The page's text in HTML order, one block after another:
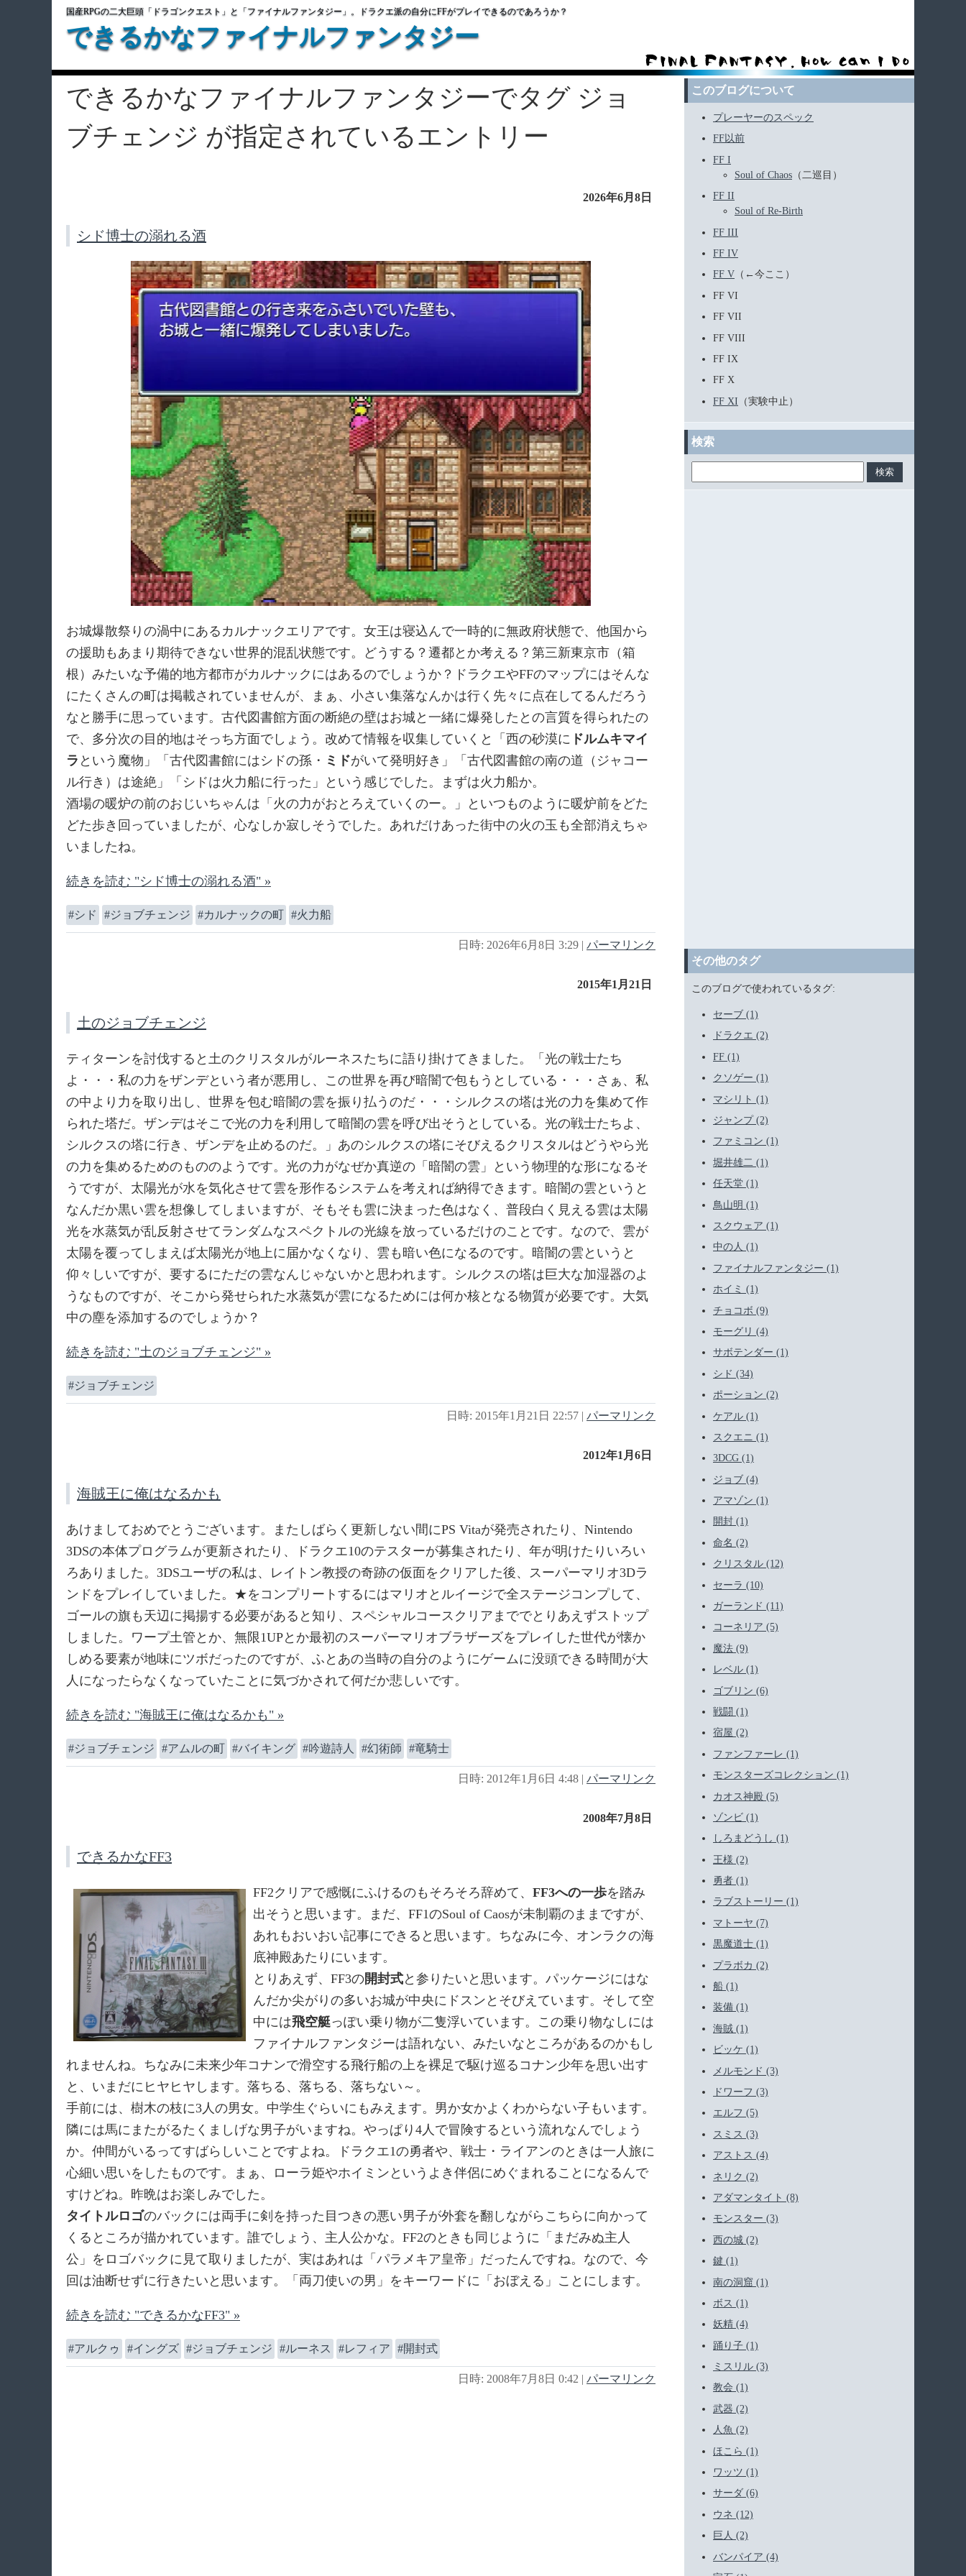
国産RPGの二大巨頭「ドラゴンクエスト」と「ファイナルファンタジー」。ドラクエ派の自分にFFがプレイできるのであろうか？
できるかなファイナルファンタジー
できるかなファイナルファンタジーでタグ ジョ
ブチェンジ が指定されているエントリー
2026年6月8日
シド博士の溺れる酒
お城爆散祭りの渦中にあるカルナックエリアです。女王は寝込んで一時的に無政府状態で、他国から
の援助もあまり期待できない世界的混乱状態です。どうする？遷都とか考える？第三新東京市（箱
根）みたいな予備的地方都市がカルナックにはあるのでしょうか？ドラクエやFFのマップにはそんな
にたくさんの町は掲載されていませんが、まぁ、小さい集落なんかは行く先々に点在してるんだろう
なと勝手に思っています。古代図書館方面の断絶の壁はお城と一緒に爆発したとの言質を得られたの
で、多分次の目的地はそっち方面でしょう。改めて情報を収集していくと「西の砂漠に ドルムキマイ
ラ という魔物」「古代図書館にはシドの孫・ ミドがいて発明好き」「古代図書館の南の道（ジャコー
ル行き）は途絶」「シドは火力船に行った」という感じでした。まずは火力船か。
酒場の暖炉の前のおじいちゃんは「火の力がおとろえていくのー。」といつものように暖炉前をどた
どた歩き回っていましたが、心なしか寂しそうでした。あれだけあった街中の火の玉も全部消えちゃ
いましたね。
続きを読む "シド博士の溺れる酒" »
シド ジョブチェンジ カルナックの町 火力船
日時: 2026年6月8日 3:29 | パーマリンク
2015年1月21日
土のジョブチェンジ
ティターンを討伐すると土のクリスタルがルーネスたちに語り掛けてきました。「光の戦士たち
よ・・・私の力をザンデという者が悪用し、この世界を再び暗闇で包もうとしている・・・さぁ、私
の中より力を取り出し、世界を包む暗闇の雲を振り払うのだ・・・シルクスの塔は光の力を集めて作
られた塔だ。ザンデはそこで光の力を利用して暗闇の雲を呼び出そうとしている。光の戦士たちよ、
シルクスの塔に行き、ザンデを止めるのだ。」あのシルクスの塔にそびえるクリスタルはどうやら光
の力を集めるためのもののようです。光の力がなぜか真逆の「暗闇の雲」という物理的な形になるそ
うですが、太陽光が水を気化させて雲を形作るシステムを考えれば納得できます。暗闇の雲というと
なんだか黒い雲を想像してしまいますが、そもそも雲に決まった色はなく、普段白く見える雲は太陽
光を水蒸気が乱反射させてランダムなスペクトルの光線を放っているだけのことです。なので、雲が
太陽を覆ってしまえば太陽光が地上に届かなくなり、雲も暗い色になるのです。暗闇の雲というと
仰々しいですが、要するにただの雲なんじゃないかと思われます。シルクスの塔は巨大な加湿器のよ
うなものですが、そこから発せられた水蒸気が雲になるためには何か核となる物質が必要です。大気
中の塵を添加するのでしょうか？
続きを読む "土のジョブチェンジ" »
ジョブチェンジ
日時: 2015年1月21日 22:57 | パーマリンク
2012年1月6日
海賊王に俺はなるかも
あけましておめでとうございます。またしばらく更新しない間にPS Vitaが発売されたり、Nintendo
3DSの本体プログラムが更新されたり、ドラクエ10のテスターが募集されたり、年が明けたりいろい
ろありました。3DSユーザの私は、レイトン教授の奇跡の仮面をクリアした後、スーパーマリオ3Dラ
ンドをプレイしていました。★をコンプリートするにはマリオとルイージで全ステージコンプして、
ゴールの旗も天辺に掲揚する必要があると知り、スペシャルコースクリアまででとりあえずストップ
しました。ワープ土管とか、無限1UPとか最初のスーパーマリオブラザーズをプレイした世代が懐か
しめる要素が地味にツボだったのですが、ふとあの当時の自分のようにゲームに没頭できる時間が大
人になったらなくなっていたことに気づかされて何だか悲しいです。
続きを読む "海賊王に俺はなるかも" »
ジョブチェンジ アムルの町 バイキング 吟遊詩人 幻術師 竜騎士
日時: 2012年1月6日 4:48 | パーマリンク
2008年7月8日
できるかなFF3
FF2クリアで感慨にふけるのもそろそろ辞めて、 FF3への一歩を踏み
出そうと思います。まだ、FF1のSoul of Caosが未制覇のままですが、
あれもおいおい記事にできると思います。ちなみに今、オンラクの海
底神殿あたりにいます。
とりあえず、FF3の開封式と参りたいと思います。パッケージにはな
んだか尖がりの多いお城が中央にドスンとそびえています。そして空
中には飛空艇っぽい乗り物が二隻浮いています。この乗り物なしには
ファイナルファンタジーは語れない、みたいなところがあるのかもし
れませんね。ちなみに未来少年コナンで滑空する飛行船の上を裸足で駆け巡るコナン少年を思い出す
と、いまだにヒヤヒヤします。落ちる、落ちる、落ちない～。
手前には、樹木の枝に3人の男女。中学生ぐらいにもみえます。男か女かよくわからない子もいます。
隣には馬にまたがるたくましげな男子がいますね。やっぱり4人で冒険するという流れなんでしょう
か。仲間がいるってすばらしいことですよね。ドラクエ1の勇者や、戦士・ライアンのときは一人旅に
心細い思いをしたものです。まぁ、ローラ姫やホイミンというよき伴侶にめぐまれることになるんで
すけどね。昨晩はお楽しみでした。
タイトルロゴのバックには両手に剣を持った目つきの悪い男子が外套を翻しながらこちらに向かって
くるところが描かれています。誰でしょう、主人公かな。FF2のときも同じように「まだみぬ主人
公」をロゴバックに見て取りましたが、実はあれは「パラメキア皇帝」だったんですね。なので、今
回は油断せずに行きたいと思います。「両刀使いの男」をキーワードに「おぼえる」ことにします。
続きを読む "できるかなFF3" »
アルクゥ イングズ ジョブチェンジ ルーネス レフィア 開封式
日時: 2008年7月8日 0:42 | パーマリンク
このブログについて
プレーヤーのスペック
FF以前
FF I
Soul of Chaos （二巡目）
FF II
Soul of Re-Birth
FF III
FF IV
FF V （←今ここ）
FF VI
FF VII
FF VIII
FF IX
FF X
FF XI （実験中止）
検索
その他のタグ
このブログで使われているタグ:
セーブ (1)
ドラクエ (2)
FF (1)
クソゲー (1)
マシリト (1)
ジャンプ (2)
ファミコン (1)
堀井雄二 (1)
任天堂 (1)
鳥山明 (1)
スクウェア (1)
中の人 (1)
ファイナルファンタジー (1)
ホイミ (1)
チョコボ (9)
モーグリ (4)
サボテンダー (1)
シド (34)
ポーション (2)
ケアル (1)
スクエニ (1)
3DCG (1)
ジョブ (4)
アマゾン (1)
開封 (1)
命名 (2)
クリスタル (12)
セーラ (10)
ガーランド (11)
コーネリア (5)
魔法 (9)
レベル (1)
ゴブリン (6)
戦闘 (1)
宿屋 (2)
ファンファーレ (1)
モンスターズコレクション (1)
カオス神殿 (5)
ゾンビ (1)
しろまどうし (1)
王様 (2)
勇者 (1)
ラブストーリー (1)
マトーヤ (7)
黒魔道士 (1)
プラボカ (2)
船 (1)
装備 (1)
海賊 (1)
ビッケ (1)
メルモンド (3)
ドワーフ (3)
エルフ (5)
スミス (3)
アストス (4)
ネリク (2)
アダマンタイト (8)
モンスター (3)
西の城 (2)
鍵 (1)
南の洞窟 (1)
ボス (1)
妖精 (4)
踊り子 (1)
ミスリル (3)
教会 (1)
武器 (2)
人魚 (2)
ほこら (1)
ワッツ (1)
サーダ (6)
ウネ (12)
巨人 (2)
バンパイア (4)